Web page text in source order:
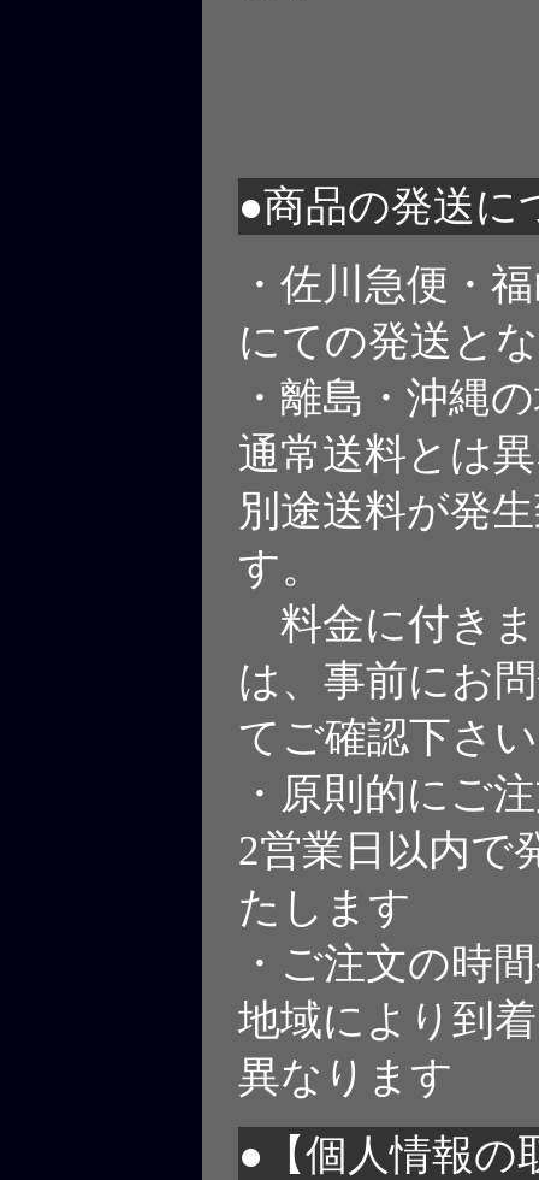
●商品の発送に
・佐川急便・
にての発送と
・離島・沖縄
通常送料とは
別途送料が発
す。
料金に付き
は、事前にお
てご確認下さ
・原則的にご
2営業日以内で
たします
・ご注文の時
地域により到
異なります
●【個人情報の